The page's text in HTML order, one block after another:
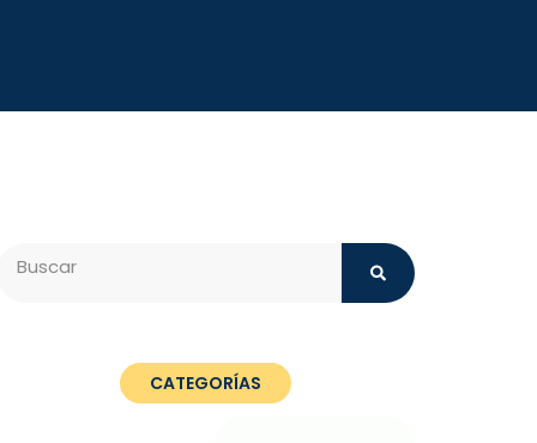
CATEGORÍAS